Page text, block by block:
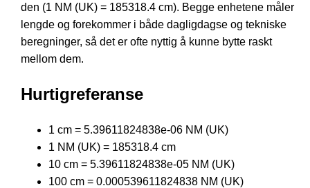
den (1 NM (UK) = 185318.4 cm). Begge enhetene måler
lengde og forekommer i både dagligdagse og tekniske
beregninger, så det er ofte nyttig å kunne bytte raskt
mellom dem.
Hurtigreferanse
1 cm = 5.39611824838e-06 NM (UK)
1 NM (UK) = 185318.4 cm
10 cm = 5.39611824838e-05 NM (UK)
100 cm = 0.000539611824838 NM (UK)